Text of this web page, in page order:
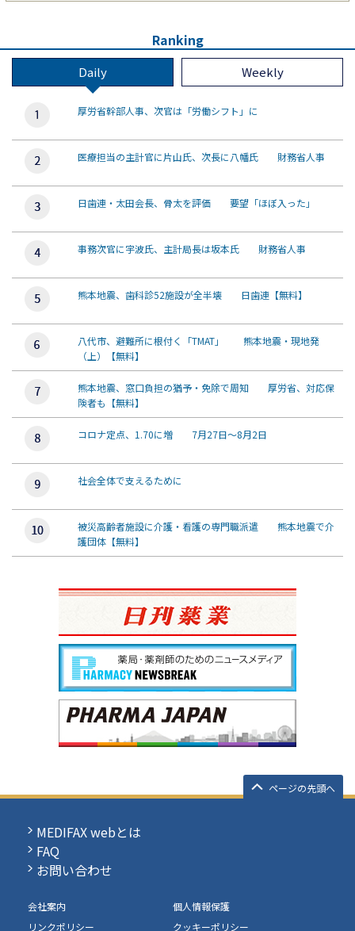
Ranking
Daily Weekly
厚労省幹部人事、次官は「労働シフト」に
医療担当の主計官に片山氏、次長に八幡氏 財務省人事
日歯連・太田会長、骨太を評価 要望「ほぼ入った」
事務次官に宇波氏、主計局長は坂本氏 財務省人事
熊本地震、歯科診52施設が全半壊 日歯連【無料】
八代市、避難所に根付く「TMAT」 熊本地震・現地発
（上）【無料】
熊本地震、窓口負担の猶予・免除で周知 厚労省、対応保
険者も【無料】
コロナ定点、1.70に増 7月27日～8月2日
社会全体で支えるために
被災高齢者施設に介護・看護の専門職派遣 熊本地震で介
護団体【無料】
ページの先頭へ
MEDIFAX webとは
FAQ
お問い合わせ
会社案内
個人情報保護
リンクポリシー
クッキーポリシー